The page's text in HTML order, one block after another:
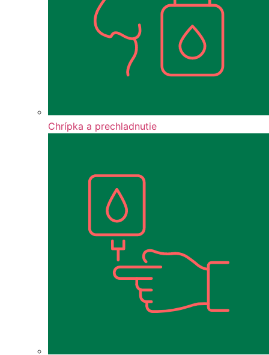
Chrípka a prechladnutie